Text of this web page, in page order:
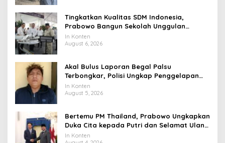
Tingkatkan Kualitas SDM Indonesia,
Prabowo Bangun Sekolah Unggulan
hingga Undang Universitas Terbaik Dunia
In Konten
August 6, 2026
Akal Bulus Laporan Begal Palsu
Terbongkar, Polisi Ungkap Penggelapan
Uang Perusahaan untuk Crypto
In Konten
August 5, 2026
Bertemu PM Thailand, Prabowo Ungkapkan
Duka Cita kepada Putri dan Selamat Ulang
Tahun ke Raja Thailand
In Konten